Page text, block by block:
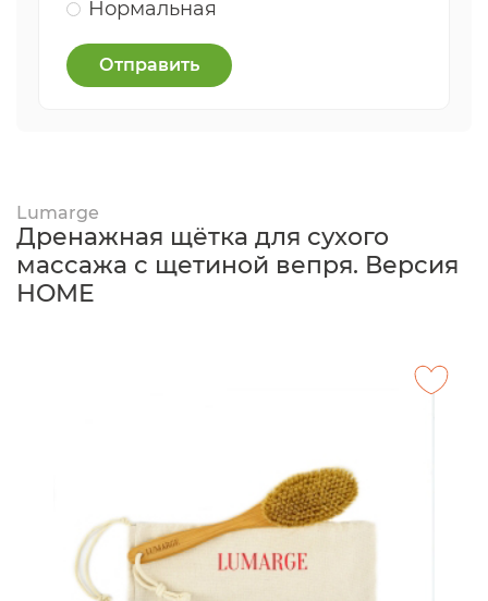
Нормальная
Отправить
Lumarge
Дренажная щётка для сухого
массажа с щетиной вепря. Версия
HOME